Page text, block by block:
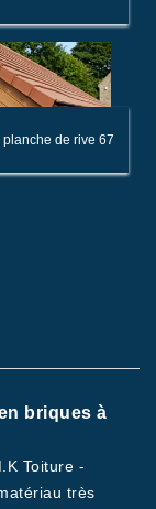
planche de rive 67
briques à
Toiture -
très